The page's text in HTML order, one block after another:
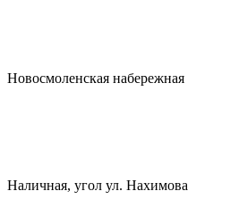
Новосмоленская набережная
Наличная, угол ул. Нахимова